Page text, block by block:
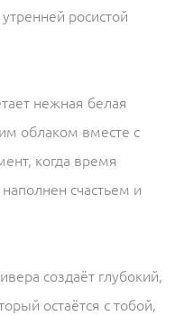
росистой
нежная белая
облаком вместе с
когда время
счастьем и
создаёт глубокий,
остаётся с тобой,